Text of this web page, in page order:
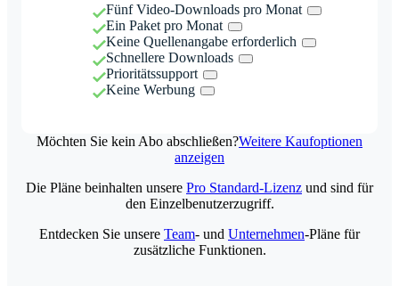
Fünf Video-Downloads pro Monat
Ein Paket pro Monat
Keine Quellenangabe erforderlich
Schnellere Downloads
Prioritätssupport
Keine Werbung
Möchten Sie kein Abo abschließen?Weitere Kaufoptionen
anzeigen
Die Pläne beinhalten unsere Pro Standard-Lizenz und sind für
den Einzelbenutzerzugriff.
Entdecken Sie unsere Team- und Unternehmen-Pläne für
zusätzliche Funktionen.